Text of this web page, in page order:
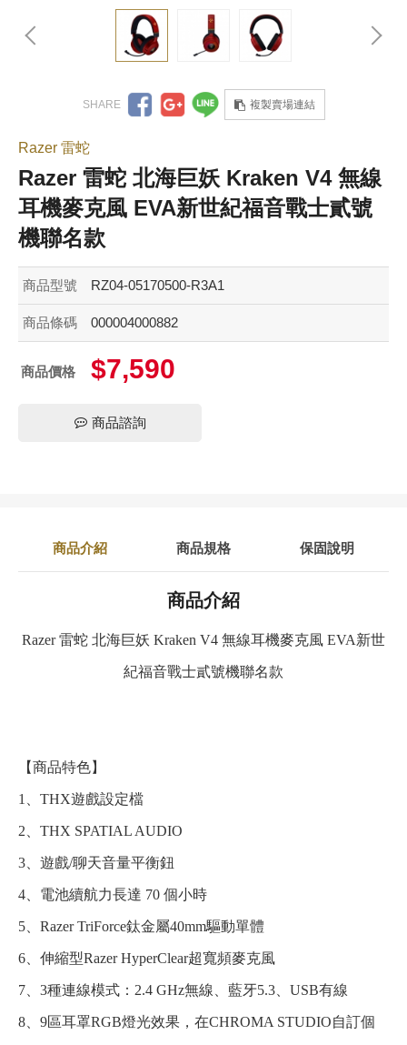
複製賣場連結
Razer 雷蛇
Razer 雷蛇 北海巨妖 Kraken V4 無線
耳機麥克風 EVA新世紀福音戰士貳號
機聯名款
商品型號 RZ04-05170500-R3A1
商品條碼 000004000882
商品價格 $7,590
商品諮詢
商品介紹 商品規格 保固說明
商品介紹
Razer 雷蛇 北海巨妖 Kraken V4 無線耳機麥克風 EVA新世
紀福音戰士貳號機聯名款
【商品特色】
1、THX遊戲設定檔
2、THX SPATIAL AUDIO
3、遊戲/聊天音量平衡鈕
4、電池續航力長達 70 個小時
5、Razer TriForce鈦金屬40mm驅動單體
6、伸縮型Razer HyperClear超寬頻麥克風
7、3種連線模式：2.4 GHz無線、藍牙5.3、USB有線
8、9區耳罩RGB燈光效果，在CHROMA STUDIO自訂個